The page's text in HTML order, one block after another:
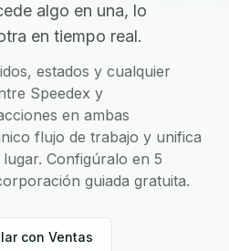
algo en una, lo
en tiempo real.
estados y cualquier
Speedex y
en ambas
flujo de trabajo y unifica
Configúralo en 5
guiada gratuita.
con Ventas